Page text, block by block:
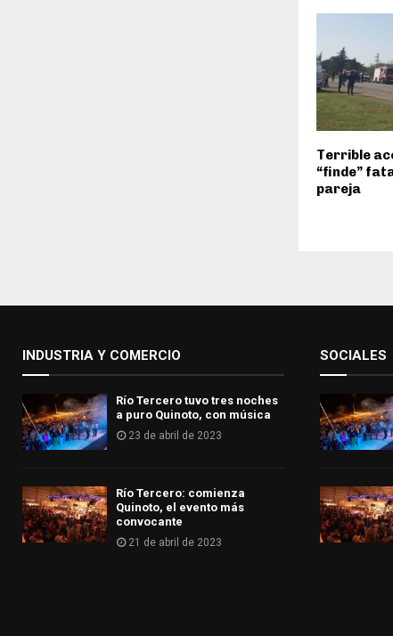
Terrible
“finde”
pareja
INDUSTRIA Y COMERCIO
Río Tercero tuvo tres noches
a puro Quinoto, con música
23 de abril de 2023
Río Tercero: comienza
Quinoto, el evento más
convocante
21 de abril de 2023
SOCIALES